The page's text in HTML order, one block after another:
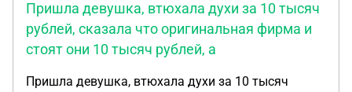
Пришла девушка, втюхала духи за 10 тысяч
рублей, сказала что оригинальная фирма и
стоят они 10 тысяч рублей, а
Пришла девушка, втюхала духи за 10 тысяч